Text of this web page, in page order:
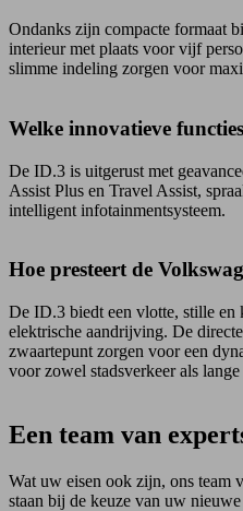
Ondanks zijn compacte formaat
interieur met plaats voor vijf
slimme indeling zorgen voor
Welke innovatieve
De ID.3 is uitgerust met
Assist Plus en Travel Assist,
intelligent infotainmentsysteem.
Hoe presteert de
De ID.3 biedt een vlotte, stille en
elektrische aandrijving. De directe
zwaartepunt zorgen voor een
voor zowel stadsverkeer als
Een team van
Wat uw eisen ook zijn, ons team
staan bij de keuze van uw